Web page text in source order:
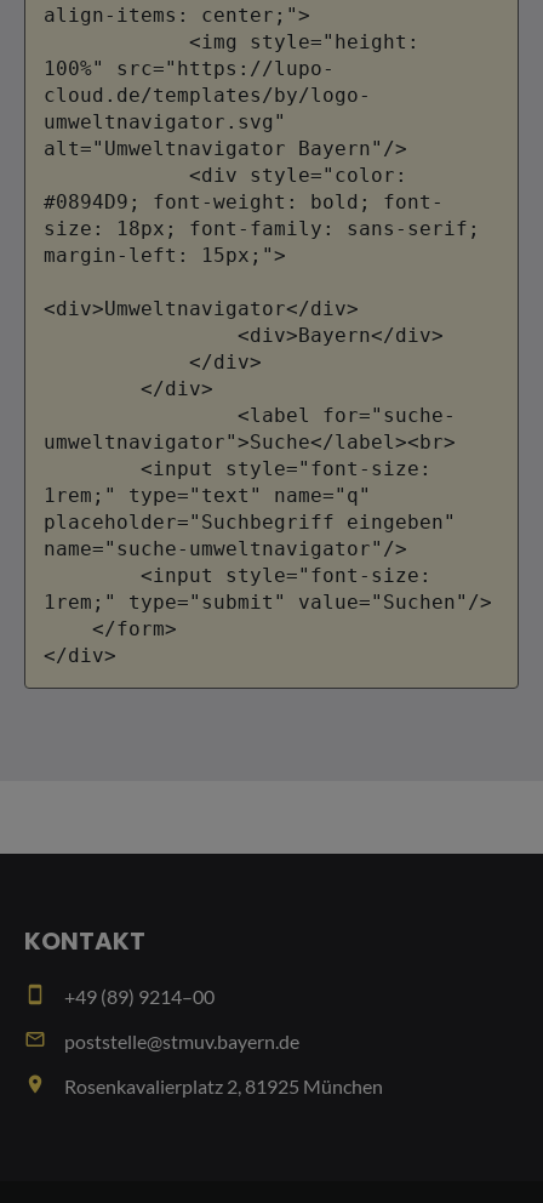
KONTAKT
smartphone +49 (89) 9214–00
email poststelle@stmuv.bayern.de
place Rosenkavalierplatz 2, 81925 München